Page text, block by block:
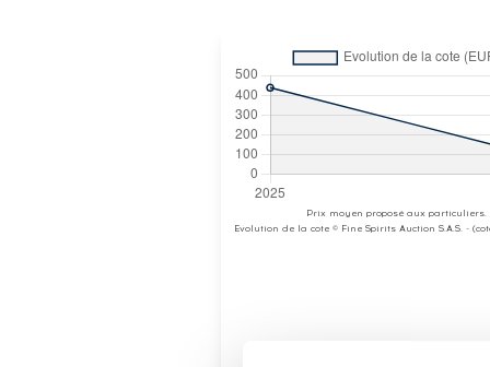
Prix moyen proposé aux particuliers.
Evolution de la cote © Fine Spirits Auction S.A.S. -